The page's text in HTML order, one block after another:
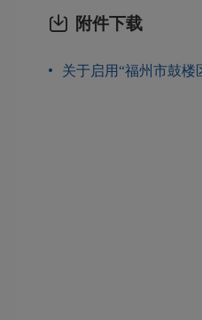
附件下载
关于启用“福州市鼓